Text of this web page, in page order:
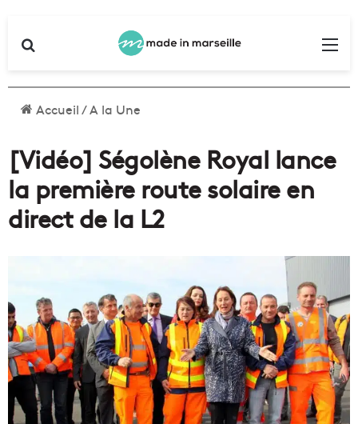
Accueil/A la Une
[Vidéo] Ségolène Royal lance
la première route solaire en
direct de la L2